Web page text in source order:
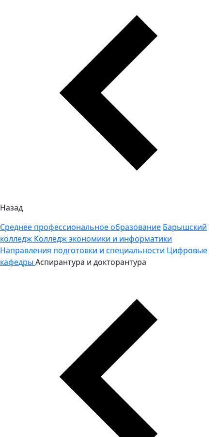
Назад
Среднее профессиональное образование Барышский
колледж Колледж экономики и информатики
Направления подготовки и специальности Цифровые
кафедры Аспирантура и докторантура